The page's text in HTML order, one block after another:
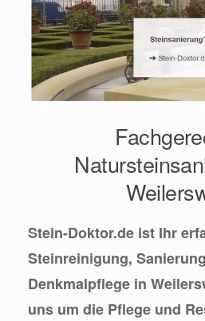
Stein-Doktor.de ist Ihr
Steinreinigung,
Denkmalpflege in
uns um die Pflege und